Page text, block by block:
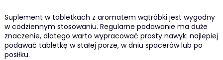
Suplement w tabletkach z aromatem wątróbki jest wygodny
w codziennym stosowaniu. Regularne podawanie ma duże
znaczenie, dlatego warto wypracować prosty nawyk: najlepiej
podawać tabletkę w stałej porze, w dniu spacerów lub po
posiłku.